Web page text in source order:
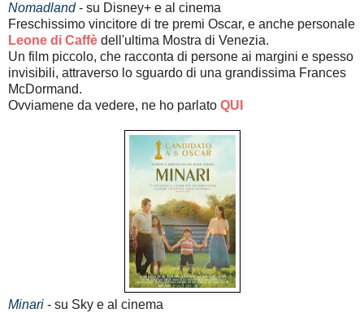
Nomadland- su Disney+ e al cinema
Freschissimo vincitore di tre premi Oscar, e anche personale
Leone di Caffè dell'ultima Mostra di Venezia.
Un film piccolo, che racconta di persone ai margini e spesso
invisibili, attraverso lo sguardo di una grandissima Frances
McDormand.
Ovviamene da vedere, ne ho parlato QUI
Minari - su Sky e al cinema